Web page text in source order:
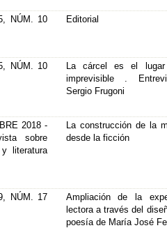
NÚM. 10
Editorial
NÚM. 10
La cárcel es el
imprevisible .
Sergio Frugoni
2018 -
sobre
literatura
La construcción de la
desde la ficción
NÚM. 17
Ampliación de la
lectora a través del
poesía de María José